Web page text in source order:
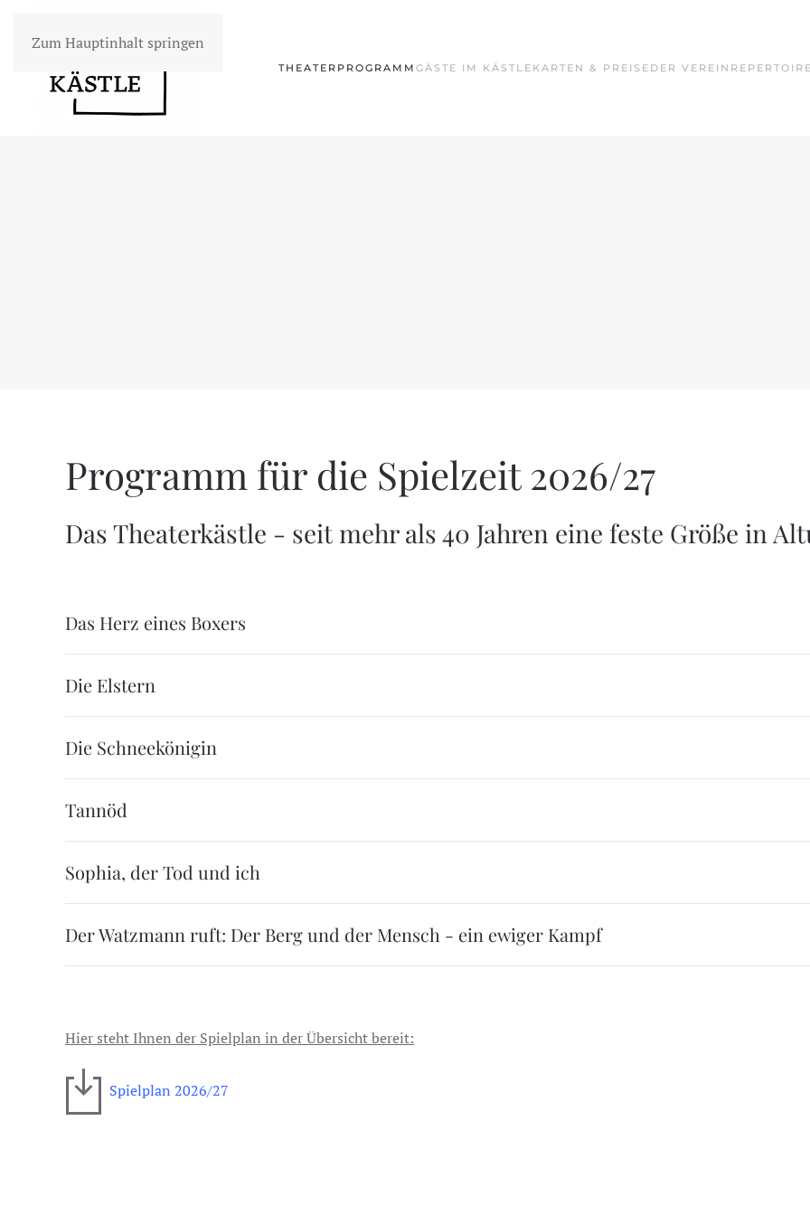
Zum Hauptinhalt springen
THEATERPROGRAMM GÄSTE IM KÄSTLE KARTEN & PREISE DER VEREIN REPERTOIRE
Programm für die Spielzeit 2026/27
Das Theaterkästle - seit mehr als 40 Jahren eine feste Größe in
Das Herz eines Boxers
Die Elstern
Die Schneekönigin
Tannöd
Sophia, der Tod und ich
Der Watzmann ruft: Der Berg und der Mensch - ein ewiger Kampf
Hier steht Ihnen der Spielplan in der Übersicht bereit:
Spielplan 2026/27